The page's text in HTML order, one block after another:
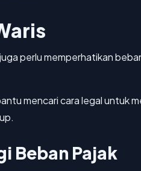
perlu memperhatikan
mencari cara legal untuk
Beban Pajak